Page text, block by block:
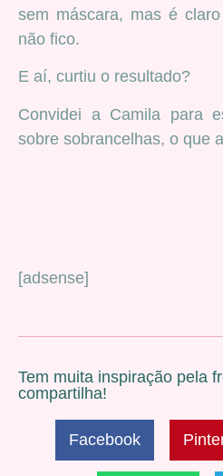
sem máscara, mas é
não fico.
E aí, curtiu o resultado?
Convidei a Camila para
sobre sobrancelhas, o que
[adsense]
Tem muita inspiração pela
compartilha!
Facebook